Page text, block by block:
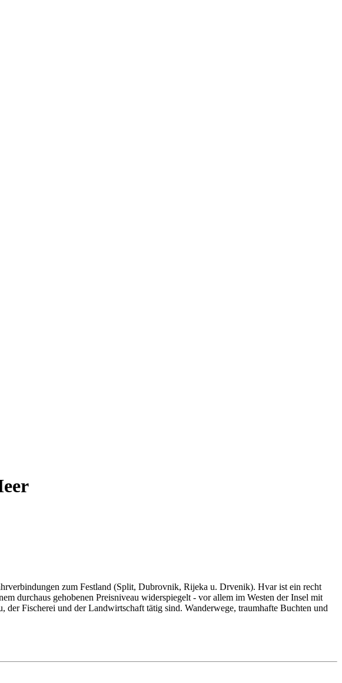
zum Festland (Split, Dubrovnik, Rijeka u. Drvenik). Hvar ist ein recht
durchaus gehobenen Preisniveau widerspiegelt - vor allem im Westen der Insel mit
Fischerei und der Landwirtschaft tätig sind. Wanderwege, traumhafte Buchten und